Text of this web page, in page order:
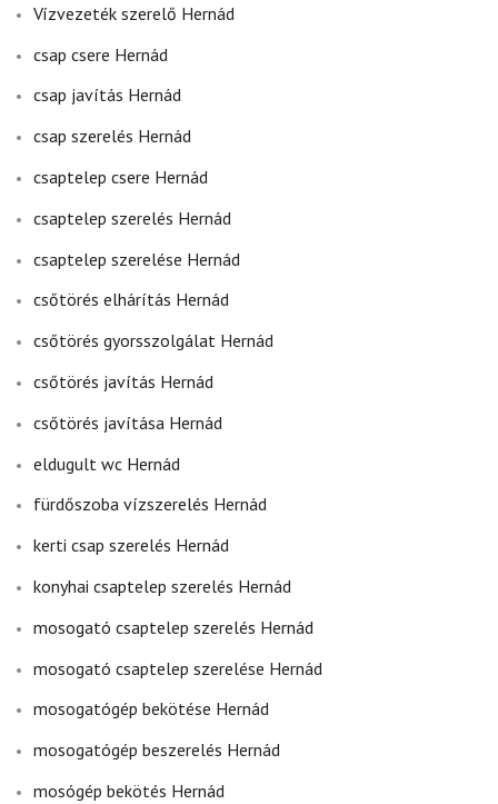
Vízvezeték szerelő Hernád
csap csere Hernád
csap javítás Hernád
csap szerelés Hernád
csaptelep csere Hernád
csaptelep szerelés Hernád
csaptelep szerelése Hernád
csőtörés elhárítás Hernád
csőtörés gyorsszolgálat Hernád
csőtörés javítás Hernád
csőtörés javítása Hernád
eldugult wc Hernád
fürdőszoba vízszerelés Hernád
kerti csap szerelés Hernád
konyhai csaptelep szerelés Hernád
mosogató csaptelep szerelés Hernád
mosogató csaptelep szerelése Hernád
mosogatógép bekötése Hernád
mosogatógép beszerelés Hernád
mosógép bekötés Hernád